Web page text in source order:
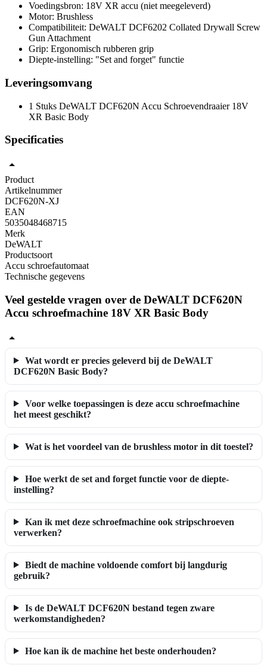
Voedingsbron: 18V XR accu (niet meegeleverd)
Motor: Brushless
Compatibiliteit: DeWALT DCF6202 Collated Drywall Screw
Gun Attachment
Grip: Ergonomisch rubberen grip
Diepte-instelling: "Set and forget" functie
Leveringsomvang
1 Stuks DeWALT DCF620N Accu Schroevendraaier 18V
XR Basic Body
Specificaties
Product
Artikelnummer
DCF620N-XJ
EAN
5035048468715
Merk
DeWALT
Productsoort
Accu schroefautomaat
Technische gegevens
Veel gestelde vragen over de DeWALT DCF620N
Accu schroefmachine 18V XR Basic Body
Wat wordt er precies geleverd bij de DeWALT
DCF620N Basic Body?
Voor welke toepassingen is deze accu schroefmachine
het meest geschikt?
Wat is het voordeel van de brushless motor in dit toestel?
Hoe werkt de set and forget functie voor de diepte-
instelling?
Kan ik met deze schroefmachine ook stripschroeven
verwerken?
Biedt de machine voldoende comfort bij langdurig
gebruik?
Is de DeWALT DCF620N bestand tegen zware
werkomstandigheden?
Hoe kan ik de machine het beste onderhouden?